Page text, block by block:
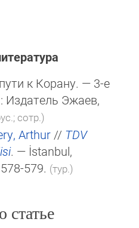
к Корану. — 3-е
Издатель Эжаев,
сотр.)
Arthur // TDV
. — İstanbul,
579. (тур.)